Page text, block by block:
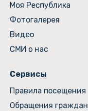
Моя Республика
Фотогалерея
Видео
СМИ о нас
Сервисы
Правила посещения
Обращения граждан